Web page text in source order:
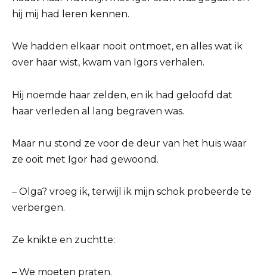
hij mij had leren kennen.
We hadden elkaar nooit ontmoet, en alles wat ik
over haar wist, kwam van Igors verhalen.
Hij noemde haar zelden, en ik had geloofd dat
haar verleden al lang begraven was.
Maar nu stond ze voor de deur van het huis waar
ze ooit met Igor had gewoond.
– Olga? vroeg ik, terwijl ik mijn schok probeerde te
verbergen.
Ze knikte en zuchtte:
– We moeten praten.